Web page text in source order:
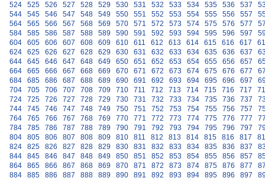
524
525 526 527 528 529 530 531 532 533 534 535 536 537
544
545 546 547 548 549 550 551 552 553 554 555 556 557
564
565 566 567 568 569 570 571 572 573 574 575 576 577
584
585 586 587 588 589 590 591 592 593 594 595 596 597
604
605 606 607 608 609 610 611 612 613 614 615 616 617
624
625 626 627 628 629 630 631 632 633 634 635 636 637
644
645 646 647 648 649 650 651 652 653 654 655 656 657
664
665 666 667 668 669 670 671 672 673 674 675 676 677
684
685 686 687 688 689 690 691 692 693 694 695 696 697
704
705 706 707 708 709 710 711 712 713 714 715 716 717
724
725 726 727 728 729 730 731 732 733 734 735 736 737
744
745 746 747 748 749 750 751 752 753 754 755 756 757
764
765 766 767 768 769 770 771 772 773 774 775 776 777
784
785 786 787 788 789 790 791 792 793 794 795 796 797
804
805 806 807 808 809 810 811 812 813 814 815 816 817
824
825 826 827 828 829 830 831 832 833 834 835 836 837
844
845 846 847 848 849 850 851 852 853 854 855 856 857
864
865 866 867 868 869 870 871 872 873 874 875 876 877
884
885 886 887 888 889 890 891 892 893 894 895 896 897